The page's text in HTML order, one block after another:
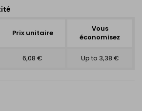
Prix unitaire
Vous
économisez
6,08 € Up to 3,38 €